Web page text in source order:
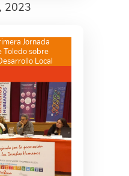
2023
Jornada
Toledo sobre
Local